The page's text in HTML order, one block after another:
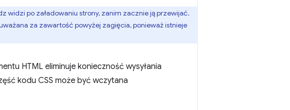
widzi po załadowaniu strony, zanim zacznie ją przewijać.
za zawartość powyżej zagięcia, ponieważ istnieje
HTML eliminuje konieczność wysyłania
kodu CSS może być wczytana